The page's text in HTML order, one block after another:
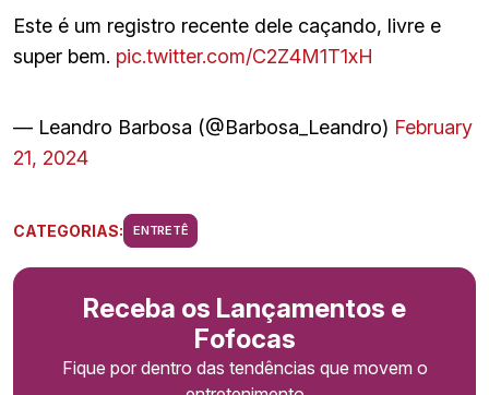
Este é um registro recente dele caçando, livre e
super bem. pic.twitter.com/C2Z4M1T1xH
— Leandro Barbosa (@Barbosa_Leandro) February
21, 2024
CATEGORIAS: ENTRETÊ
Receba os Lançamentos e
Fofocas
Fique por dentro das tendências que movem o